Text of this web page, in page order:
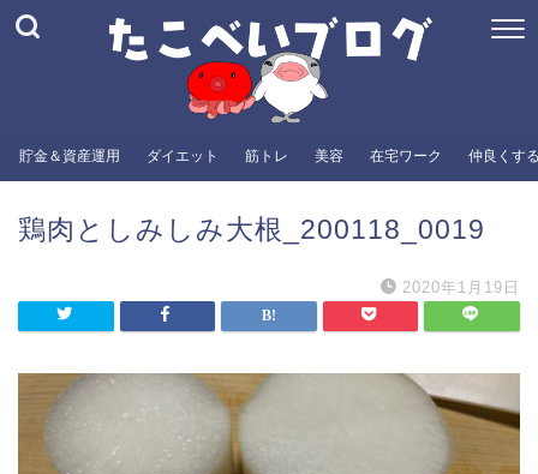
貯金＆資産運用 ダイエット 筋トレ 美容 在宅ワーク 仲良くす
鶏肉としみしみ大根_200118_0019
2020年1月19日